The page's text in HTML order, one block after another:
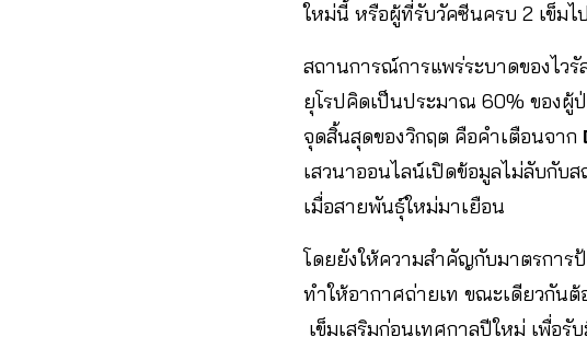
ใหม่นี้​ หรือผู้ที่รับวัคซีนครบ 2 เข็มไ
สถานการณ์การแพร่ระบาดของไว
ยุโรปคิดเป็นประมาณ 60% ของผู้
จุดสิ้นสุดของวิกฤต คือคำเตือนจาก​
เสวนาออนไลน์เปิดข้อมูลไม่ลับกับ
เมื่อสายพันธุ์ใหม่มาเยือน
โดยยังให้ความสำคัญกับมาตรการ
ทำให้อากาศถ่ายเท ขณะเดียวกันต้
เข็มเสริมก่อนเทศกาลปีใหม่​ เพื่อ